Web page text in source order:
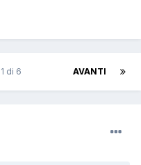
AVANTI
di 6